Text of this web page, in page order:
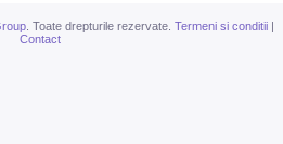
. Toate drepturile rezervate. Termeni si conditii |
Contact